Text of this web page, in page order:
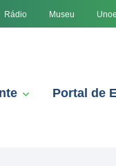
Rádio Museu
Portal de